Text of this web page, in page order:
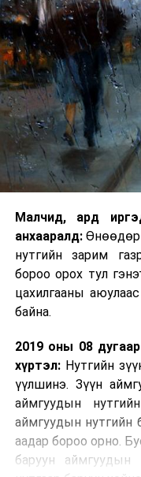
Малчид, ард
анхааралд:Өнөөдөр
нутгийн зарим
бороо орох тул
цахилгааны
байна.
2019 оны 08
хүртэл: Нутгийн
үүлшинэ. Зүүн
аймгуудын
аймгуудын нутгийн
аадар бороо орно.
баруун аймгуудын